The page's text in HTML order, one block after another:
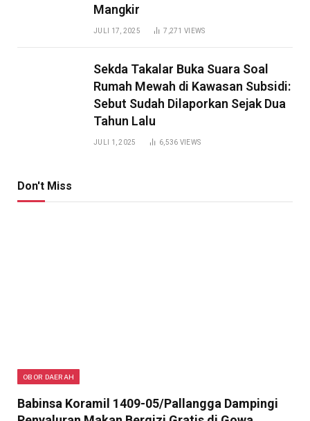
Mangkir
JULI 17, 2025 7,271VIEWS
Sekda Takalar Buka Suara Soal
Rumah Mewah di Kawasan Subsidi:
Sebut Sudah Dilaporkan Sejak Dua
Tahun Lalu
JULI 1, 2025 6,536 VIEWS
Don't Miss
OBOR DAERAH
Babinsa Koramil 1409-05/Pallangga Dampingi